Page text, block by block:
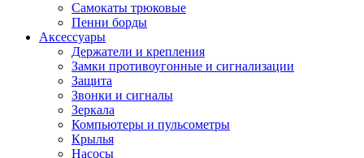
Самокаты трюковые
Пенни борды
Аксессуары
Держатели и крепления
Замки противоугонные и сигнализации
Защита
Звонки и сигналы
Зеркала
Компьютеры и пульсометры
Крылья
Насосы